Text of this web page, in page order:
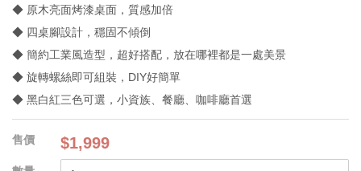
◆ 原木亮面烤漆桌面，質感加倍
◆ 四桌腳設計，穩固不傾倒
◆ 簡約工業風造型，超好搭配，放在哪裡都是一處美景
◆ 旋轉螺絲即可組裝，DIY好簡單
◆ 黑白紅三色可選，小資族、餐廳、咖啡廳首選
$1,999